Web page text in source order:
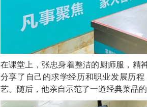
在课堂上，张忠身着整洁的厨师服，精
分享了自己的求学经历和职业发展历
艺。随后，他亲自示范了一道经典菜品的